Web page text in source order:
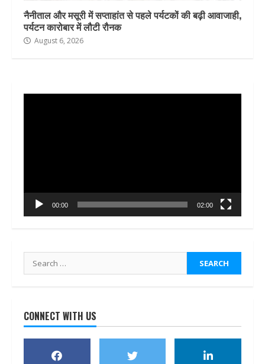
नैनीताल और मसूरी में सप्ताहांत से पहले पर्यटकों की बढ़ी आवाजाही,
पर्यटन कारोबार में लौटी रौनक
August 6, 2026
00:00 02:00
Search
for:
CONNECT WITH US